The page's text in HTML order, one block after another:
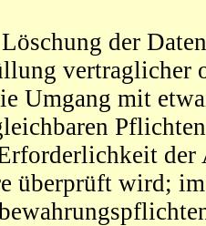
der
vertraglicher
Umgang mit
der
überprüft wird;